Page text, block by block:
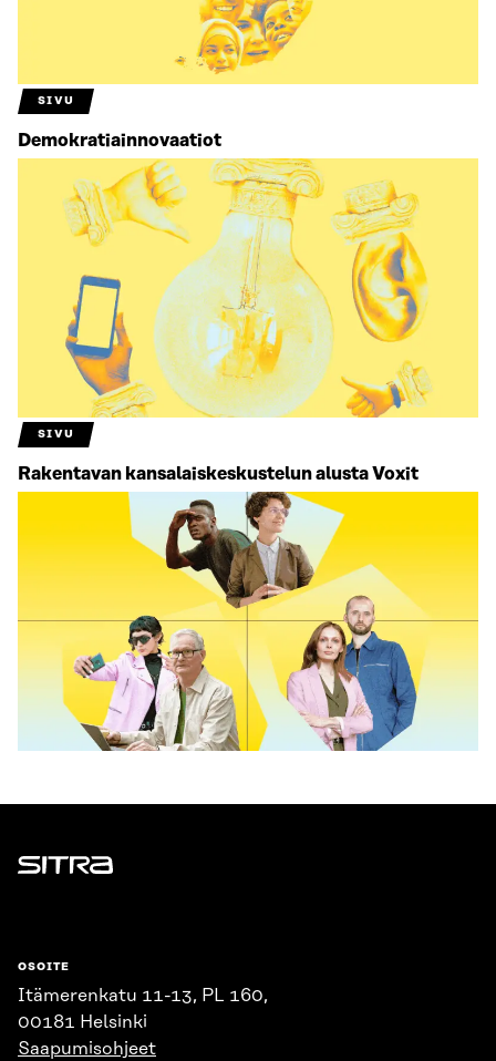
SIVU
Demokratiainnovaatiot
SIVU
Rakentavan kansalais­keskustelun alusta Voxit
Sitra
OSOITE
Itämerenkatu 11-13, PL 160,
00181 Helsinki
Saapumisohjeet